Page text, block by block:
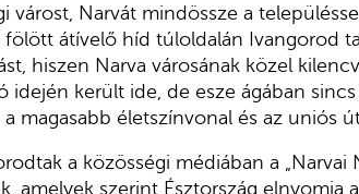
várost, Narvát mindössze a
átívelő híd túloldalán Ivangorod
hiszen Narva városának közel
idején került ide, de esze ágában
magasabb életszínvonal és az uniós
a közösségi médiában a „Narvai
amelyek szerint Észtország elnyomja